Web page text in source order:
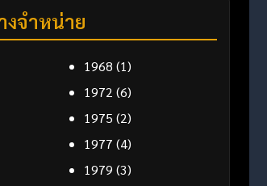
งจำหน่าย
1968 (1)
1972 (6)
1975 (2)
1977 (4)
1979 (3)